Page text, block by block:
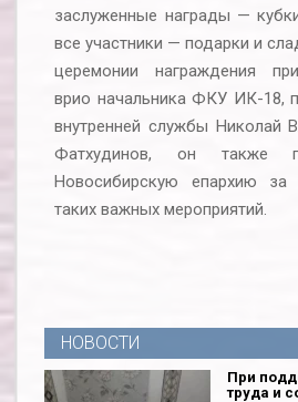
заслуженные награды —
все участники — подарки и
церемонии награждения
врио начальника ФКУ ИК-18,
внутренней службы Николай
Фатхудинов, он также
Новосибирскую епархию за
таких важных мероприятий.
НОВОСТИ
При
труда и